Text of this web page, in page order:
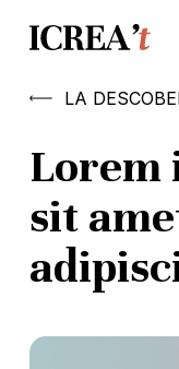
contentLA
Lorem
sit